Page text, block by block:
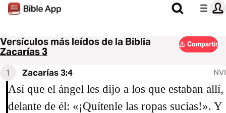
Versículos más leídos de la Biblia
Zacarías 3
Compartir
1 Zacarías 3:4 NVI
Así que el ángel les dijo a los que estaban allí,
delante de él: «¡Quítenle las ropas sucias!». Y